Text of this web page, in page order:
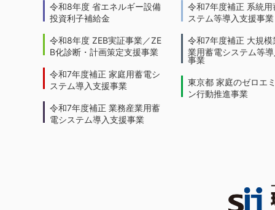
令和8年度 省エネルギー設備
投資利子補給金
令和8年度 ZEB実証事業／ZE
B化診断・計画策定支援事業
令和7年度補正 家庭用蓄電シ
ステム導入支援事業
令和7年度補正 業務産業用蓄
電システム導入支援事業
令和7年度補正 系統用
ステム等導入支援事業
令和7年度補正 大規模
業用蓄電システム等
事業
東京都 家庭のゼロエ
ン行動推進事業